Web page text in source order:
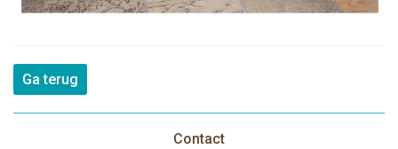
Ga terug
Contact